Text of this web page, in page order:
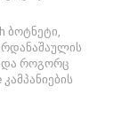
ბოტნეტი,
როგორც